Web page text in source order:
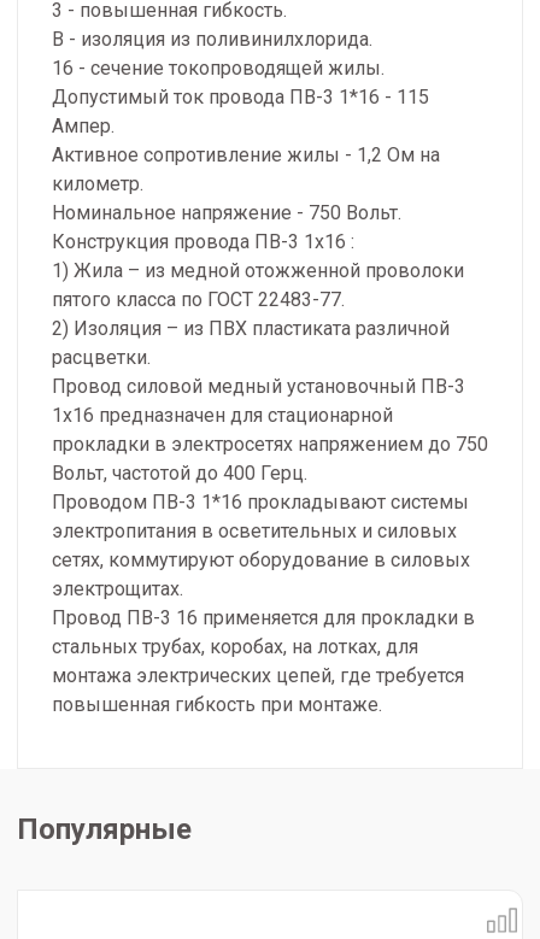
3 - повышенная гибкость.
В - изоляция из поливинилхлорида.
16 - сечение токопроводящей жилы.
Допустимый ток провода ПВ-3 1*16 - 115
Ампер.
Активное сопротивление жилы - 1,2 Ом на
километр.
Номинальное напряжение - 750 Вольт.
Конструкция провода ПВ-3 1х16 :
1) Жила – из медной отожженной проволоки
пятого класса по ГОСТ 22483-77.
2) Изоляция – из ПВХ пластиката различной
расцветки.
Провод силовой медный установочный ПВ-3
1х16 предназначен для стационарной
прокладки в электросетях напряжением до 750
Вольт, частотой до 400 Герц.
Проводом ПВ-3 1*16 прокладывают системы
электропитания в осветительных и силовых
сетях, коммутируют оборудование в силовых
электрощитах.
Провод ПВ-3 16 применяется для прокладки в
стальных трубах, коробах, на лотках, для
монтажа электрических цепей, где требуется
повышенная гибкость при монтаже.
Популярные